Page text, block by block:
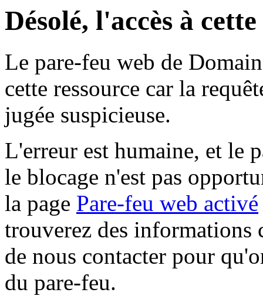
Désolé, l'accès à
Le pare-feu web de
cette ressource car la
jugée suspicieuse.
L'erreur est humaine, et le
le blocage n'est pas
la page Pare-feu web activé
trouverez des informations
de nous contacter pour
du pare-feu.